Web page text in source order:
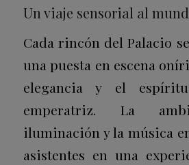
Un viaje sensorial al
Cada rincón del Palacio
una puesta en escena
elegancia y el
emperatriz. La
iluminación y la música
asistentes en una